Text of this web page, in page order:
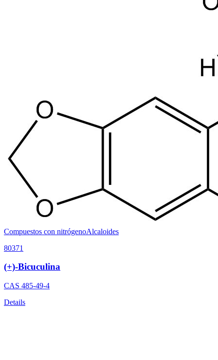
Compuestos con nitrógenoAlcaloides
80371
(+)-Bicuculina
CAS 485-49-4
Details